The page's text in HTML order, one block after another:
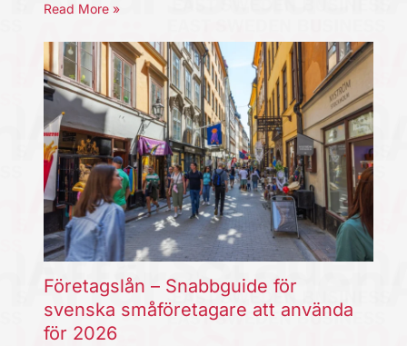
Read More »
Företagslån – Snabbguide för
svenska småföretagare att använda
för 2026